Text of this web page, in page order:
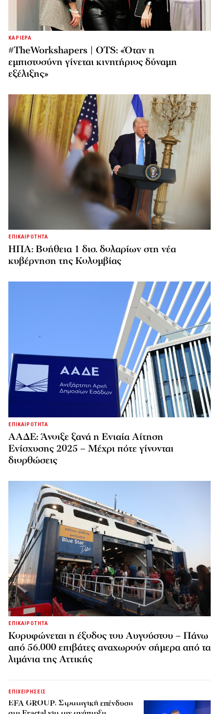
ΚΑΡΙΕΡΑ
#TheWorkshapers | OTS: «Όταν η
εμπιστοσύνη γίνεται κινητήριος δύναμη
εξέλιξης»
ΕΠΙΚΑΙΡΟΤΗΤΑ
ΗΠΑ: Βοήθεια 1 δισ. δολαρίων στη νέα
κυβέρνηση της Κολομβίας
ΕΠΙΚΑΙΡΟΤΗΤΑ
ΑΑΔΕ: Άνοιξε ξανά η Ενιαία Αίτηση
Ενίσχυσης 2025 – Μέχρι πότε γίνονται
διορθώσεις
ΕΠΙΚΑΙΡΟΤΗΤΑ
Κορυφώνεται η έξοδος του Αυγούστου – Πάνω
από 56.000 επιβάτες αναχωρούν σήμερα από τα
λιμάνια της Αττικής
ΕΠΙΧΕΙΡΗΣΕΙΣ
EFA GROUP: Στρατηγική επένδυση